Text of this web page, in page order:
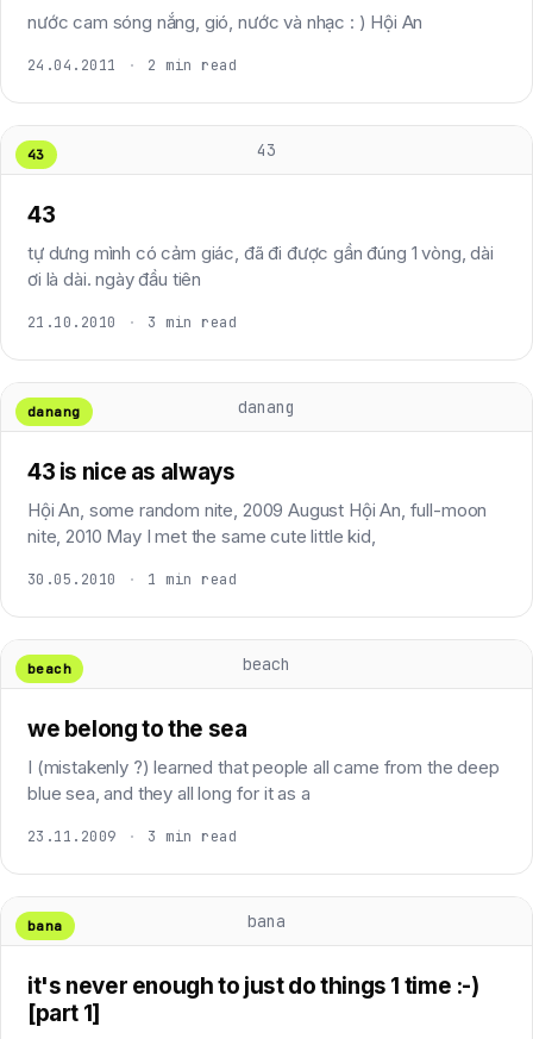
nước cam sóng nắng, gió, nước và nhạc : ) Hội An
24.04.2011 · 2 min read
43
43
43
tự dưng mình có cảm giác, đã đi được gần đúng 1 vòng, dài
ơi là dài. ngày đầu tiên
21.10.2010 · 3 min read
danang
danang
43 is nice as always
Hội An, some random nite, 2009 August Hội An, full-moon
nite, 2010 May I met the same cute little kid,
30.05.2010 · 1 min read
beach
beach
we belong to the sea
I (mistakenly ?) learned that people all came from the deep
blue sea, and they all long for it as a
23.11.2009 · 3 min read
bana
bana
it's never enough to just do things 1 time :-)
[part 1]